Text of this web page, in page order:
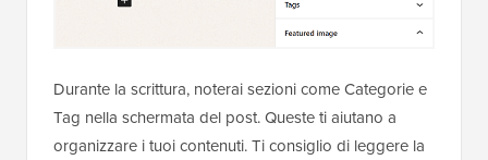
Durante la scrittura, noterai sezioni come Categorie e
Tag nella schermata del post. Queste ti aiutano a
organizzare i tuoi contenuti. Ti consiglio di leggere la